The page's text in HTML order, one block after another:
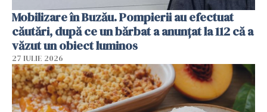
Mobilizare în Buzău. Pompierii au efectuat
căutări, după ce un bărbat a anunțat la 112 că a
văzut un obiect luminos
27 IULIE 2026